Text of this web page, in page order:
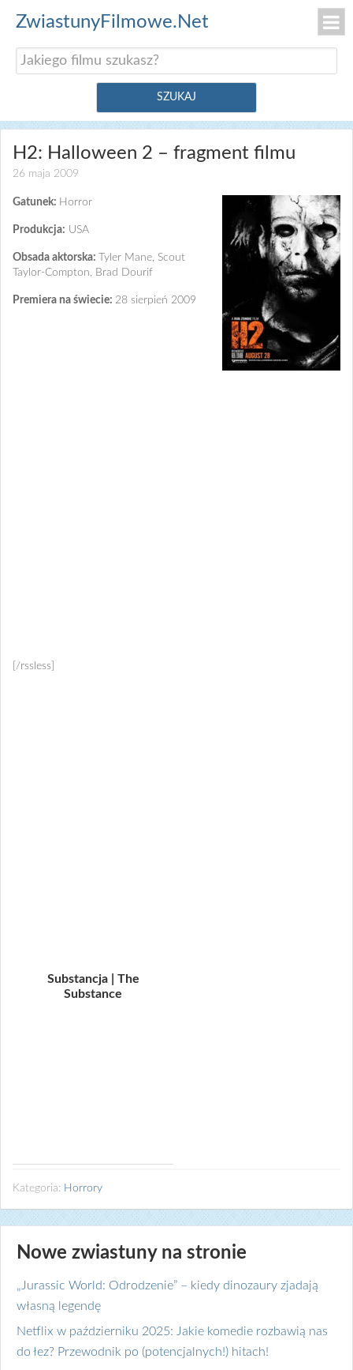
ZwiastunyFilmowe.Net
H2: Halloween 2 – fragment filmu
26 maja 2009
Gatunek: Horror
Produkcja: USA
Obsada aktorska:
Tyler Mane, Scout
Taylor-Compton, Brad Dourif
Premiera na świecie: 28 sierpień 2009
[/rssless]
Substancja | The
Substance
Kategoria: Horrory
Nowe zwiastuny na stronie
„Jurassic World: Odrodzenie” – kiedy dinozaury zjadają
własną legendę
Netflix w październiku 2025: Jakie komedie rozbawią nas
do łez? Przewodnik po (potencjalnych!) hitach!